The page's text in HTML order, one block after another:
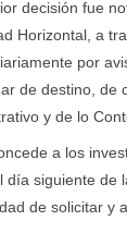
decisión fue
Horizontal, a
por
de destino, de
y de lo
a los
día siguiente de
de solicitar y